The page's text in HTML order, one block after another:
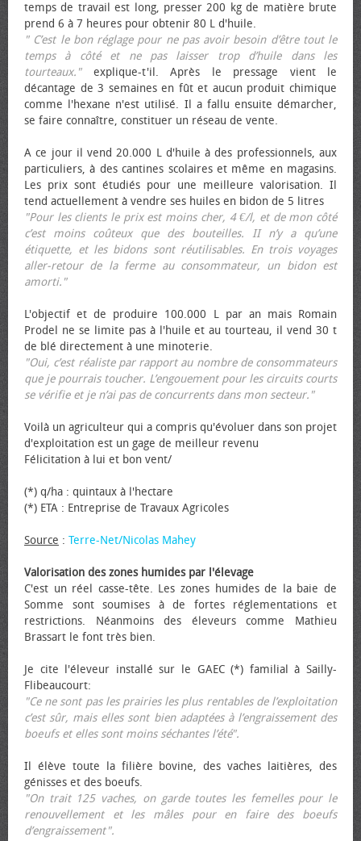
temps de travail est long, presser 200 kg de matière brute
prend 6 à 7 heures pour obtenir 80 L d'huile.
" C’est le bon réglage pour ne pas avoir besoin d’être tout le
temps à côté et ne pas laisser trop d’huile dans les
tourteaux."explique-t'il. Après le pressage vient le
décantage de 3 semaines en fût et aucun produit chimique
comme l'hexane n'est utilisé. Il a fallu ensuite démarcher,
se faire connaître, constituer un réseau de vente.
A ce jour il vend 20.000 L d'huile à des professionnels, aux
particuliers, à des cantines scolaires et même en magasins.
Les prix sont étudiés pour une meilleure valorisation. Il
tend actuellement à vendre ses huiles en bidon de 5 litres
"Pour les clients le prix est moins cher, 4 €/l, et de mon côté
c’est moins coûteux que des bouteilles. II n’y a qu’une
étiquette, et les bidons sont réutilisables. En trois voyages
aller-retour de la ferme au consommateur, un bidon est
amorti."
L'objectif et de produire 100.000 L par an mais Romain
Prodel ne se limite pas à l'huile et au tourteau, il vend 30 t
de blé directement à une minoterie.
"Oui, c’est réaliste par rapport au nombre de consommateurs
que je pourrais toucher. L’engouement pour les circuits courts
se vérifie et je n’ai pas de concurrents dans mon secteur."
Voilà un agriculteur qui a compris qu'évoluer dans son projet
d'exploitation est un gage de meilleur revenu
Félicitation à lui et bon vent/
(*) q/ha : quintaux à l'hectare
(*) ETA : Entreprise de Travaux Agricoles
Source : Terre-Net/Nicolas Mahey
Valorisation des zones humides par l'élevage
C'est un réel casse-tête. Les zones humides de la baie de
Somme sont soumises à de fortes réglementations et
restrictions. Néanmoins des éleveurs comme Mathieu
Brassart le font très bien.
Je cite l'éleveur installé sur le GAEC (*) familial à Sailly-
Flibeaucourt:
"Ce ne sont pas les prairies les plus rentables de l’exploitation
c’est sûr, mais elles sont bien adaptées à l’engraissement des
bœufs et elles sont moins séchantes l’été".
Il élève toute la filière bovine, des vaches laitières, des
génisses et des bœufs.
"On trait 125 vaches, on garde toutes les femelles pour le
renouvellement et les mâles pour en faire des bœufs
d’engraissement".